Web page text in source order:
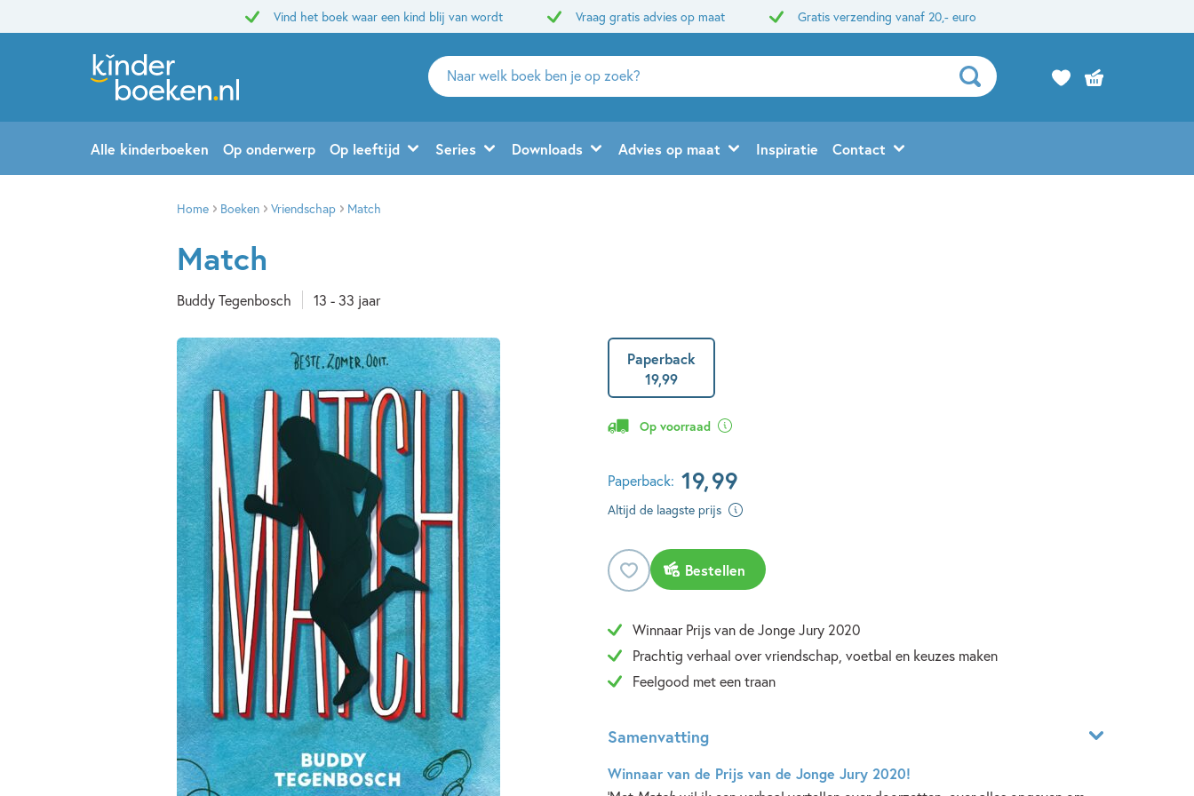
Vind het boek waar een kind blij van wordt Vraag gratis advies op maat Gratis verzending vanaf 20,- euro
Zoeken
naar
en
uitgevers
Alle kinderboeken Op onderwerp Op leeftijd Series Downloads Advies op maat Inspiratie Contact
Home Boeken Vriendschap Match
Match
Buddy Tegenbosch 13 - 33 jaar
Paperback
19,99
Op voorraad
Paperback: 19,99
Altijd de laagste prijs
Bestellen
Winnaar Prijs van de Jonge Jury 2020
Prachtig verhaal over vriendschap, voetbal en keuzes maken
Feelgood met een traan
Samenvatting
Winnaar van de Prijs van de Jonge Jury 2020!